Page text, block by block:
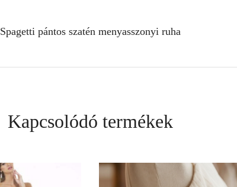
Spagetti pántos szatén menyasszonyi ruha
Kapcsolódó termékek